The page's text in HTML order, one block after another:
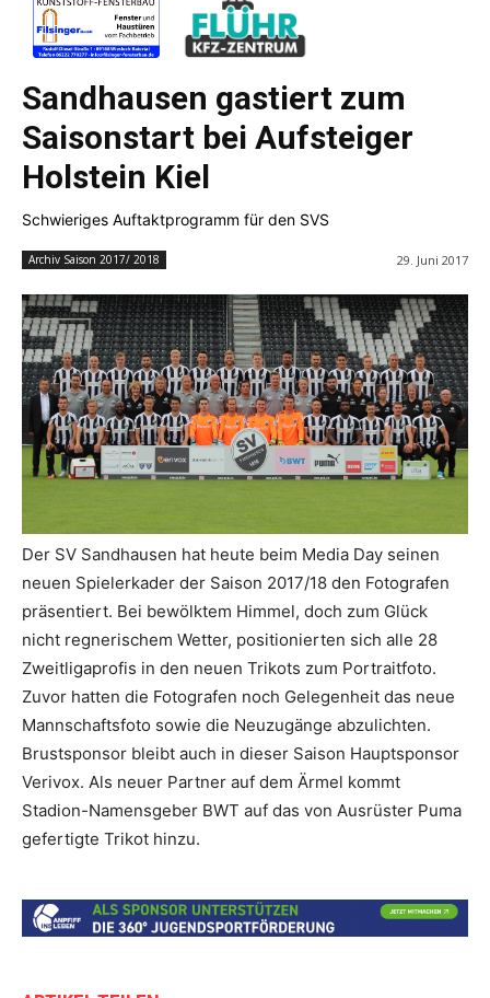
Sandhausen gastiert zum
Saisonstart bei Aufsteiger
Holstein Kiel
Schwieriges Auftaktprogramm für den SVS
Archiv Saison 2017/ 2018 29. Juni 2017
Der SV Sandhausen hat heute beim Media Day seinen
neuen Spielerkader der Saison 2017/18 den Fotografen
präsentiert. Bei bewölktem Himmel, doch zum Glück
nicht regnerischem Wetter, positionierten sich alle 28
Zweitligaprofis in den neuen Trikots zum Portraitfoto.
Zuvor hatten die Fotografen noch Gelegenheit das neue
Mannschaftsfoto sowie die Neuzugänge abzulichten.
Brustsponsor bleibt auch in dieser Saison Hauptsponsor
Verivox. Als neuer Partner auf dem Ärmel kommt
Stadion-Namensgeber BWT auf das von Ausrüster Puma
gefertigte Trikot hinzu.